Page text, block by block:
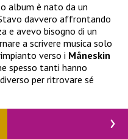
album è nato da un
davvero affrontando
e avevo bisogno di un
a scrivere musica solo
verso i Måneskin
spesso tanti hanno
per ritrovare sé
cinematografiche,